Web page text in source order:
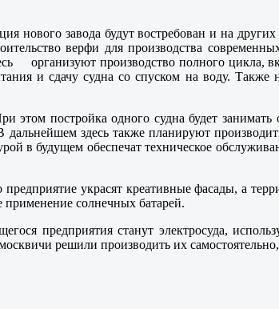
нового завода будут востребован и на
верфи для производства
организуют производство полного цикла,
и сдачу судна со спуском на воду. Также
этом постройка одного судна будет
здесь также планируют
в будущем обеспечат техническое
украсят креативные фасады, а
применение солнечных батарей.
предприятия станут электросуда,
решили производить их самостоятельно,